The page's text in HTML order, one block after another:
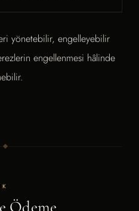
yönetebilir, engelleyebilir
engellenmesi hâlinde